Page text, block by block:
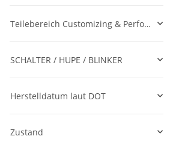
Teilebereich Customizing & Performance
SCHALTER / HUPE / BLINKER
Herstelldatum laut DOT
Zustand